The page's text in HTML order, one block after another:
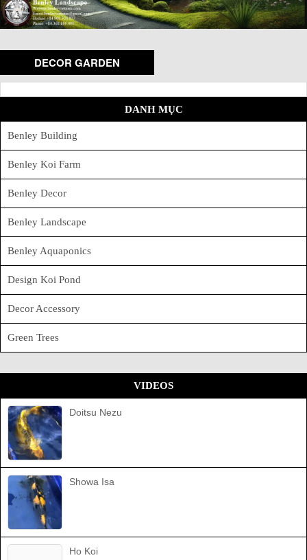
DECOR GARDEN
DANH MỤC
Benley Building
Benley Koi Farm
Benley Decor
Benley Landscape
Benley Aquaponics
Design Koi Pond
Decor Accessory
Green Trees
VIDEOS
Doitsu Nezu
Showa Isa
Ho Koi